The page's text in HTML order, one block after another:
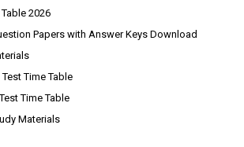
2026
Papers with Answer Keys Download
Time Table
Time Table
Materials